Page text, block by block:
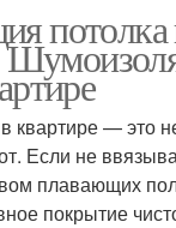
потолка
квартире — это
Если не
плавающих
покрытие